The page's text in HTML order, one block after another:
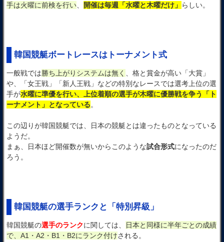
手は火曜に前検を行い
開催は毎週「水曜と木曜だけ」 らしい。
韓国競艇ボートレースはトーナメント式
一般戦では勝ち上がりシステムは無く
、格と賞金が高い「大賞」
や、「女王戦」「新人王戦」などの特別なレースでは選考上位の選
手が水曜に準優を行い、上位着順の選手が木曜に優勝戦を争う「ト
ーナメント」となっている。
この辺りが韓国競艇では、日本の競艇とは違ったものとなっている
ようだ。
まぁ、日本ほど開催数が無いからこのような試合形式になったのだ
ろう。
韓国競艇の選手ランクと「特別昇級」
韓国競艇の選手のランクに関しては、
日本と同様に半年ごとの成績
で、A1・A2・B1・B2にランク付けされる。